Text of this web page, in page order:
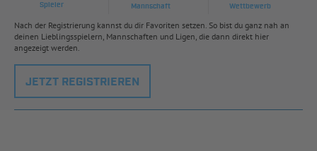
Spieler Mannschaft Wettbewerb
Nach der Registrierung kannst du dir Favoriten setzen. So bist du ganz nah an
deinen Lieblingsspielern, Mannschaften und Ligen, die dann direkt hier
angezeigt werden.
JETZT REGISTRIEREN